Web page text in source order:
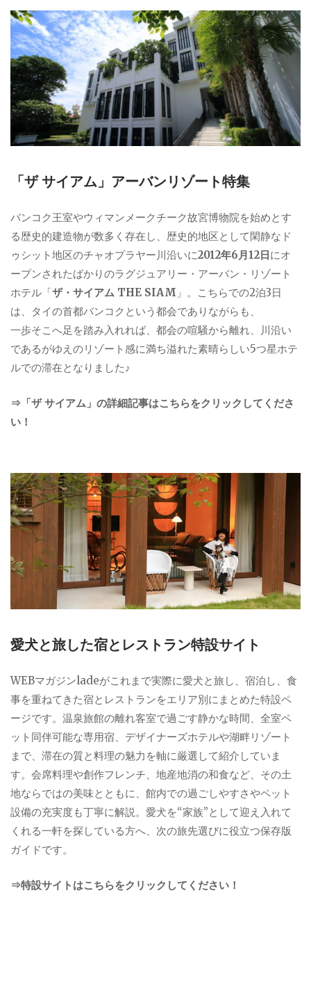
リ
ー
「ザ サイアム」アーバンリゾート特集
バンコク王室やウィマンメークチーク故宮博物院を始めとす
る歴史的建造物が数多く存在し、歴史的地区として閑静なド
ゥシット地区のチャオプラヤー川沿いに2012年6月12日にオ
ープンされたばかりのラグジュアリー・アーバン・リゾート
ホテル「ザ・サイアム THE SIAM 」。こちらでの2泊3日
は、タイの首都バンコクという都会でありながらも、
一歩そこへ足を踏み入れれば、都会の喧騒から離れ、川沿い
であるがゆえのリゾート感に満ち溢れた素晴らしい5つ星ホテ
ルでの滞在となりました♪
⇒「ザ サイアム」の詳細記事はこちらをクリックしてくださ
い！
愛犬と旅した宿とレストラン特設サイト
WEBマガジンladeがこれまで実際に愛犬と旅し、宿泊し、食
事を重ねてきた宿とレストランをエリア別にまとめた特設ペ
ージです。温泉旅館の離れ客室で過ごす静かな時間、全室ペ
ット同伴可能な専用宿、デザイナーズホテルや湖畔リゾート
まで、滞在の質と料理の魅力を軸に厳選して紹介していま
す。会席料理や創作フレンチ、地産地消の和食など、その土
地ならではの美味とともに、館内での過ごしやすさやペット
設備の充実度も丁寧に解説。愛犬を“家族”として迎え入れて
くれる一軒を探している方へ、次の旅先選びに役立つ保存版
ガイドです。
⇒特設サイトはこちらをクリックしてください！